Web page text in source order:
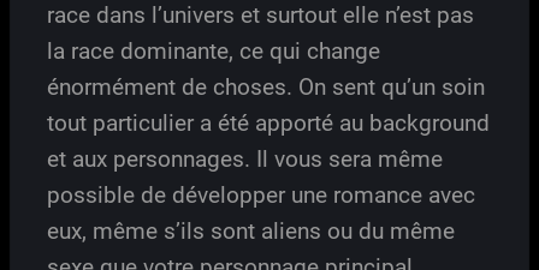
race dans l’univers et surtout elle n’est pas
la race dominante, ce qui change
énormément de choses. On sent qu’un soin
tout particulier a été apporté au background
et aux personnages. Il vous sera même
possible de développer une romance avec
eux, même s’ils sont aliens ou du même